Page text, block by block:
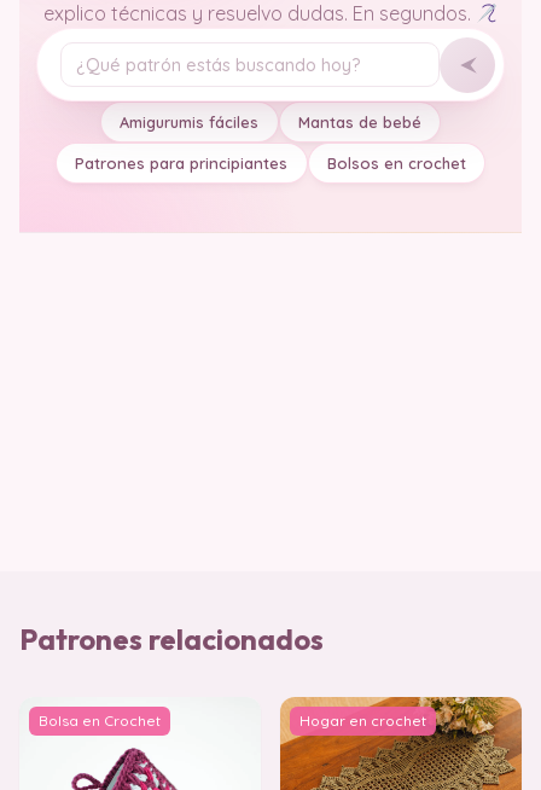
explico técnicas y resuelvo dudas. En segundos.
Tu pregunta
Amigurumis fáciles Mantas de bebé
Patrones para principiantes Bolsos en crochet
Patrones relacionados
Bolsa en Crochet Hogar en crochet